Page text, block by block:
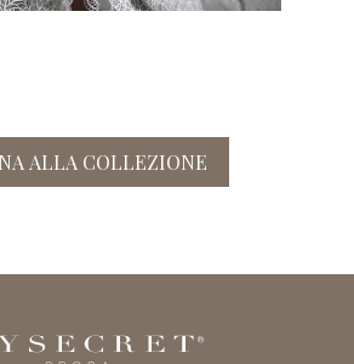
ALLA COLLEZIONE